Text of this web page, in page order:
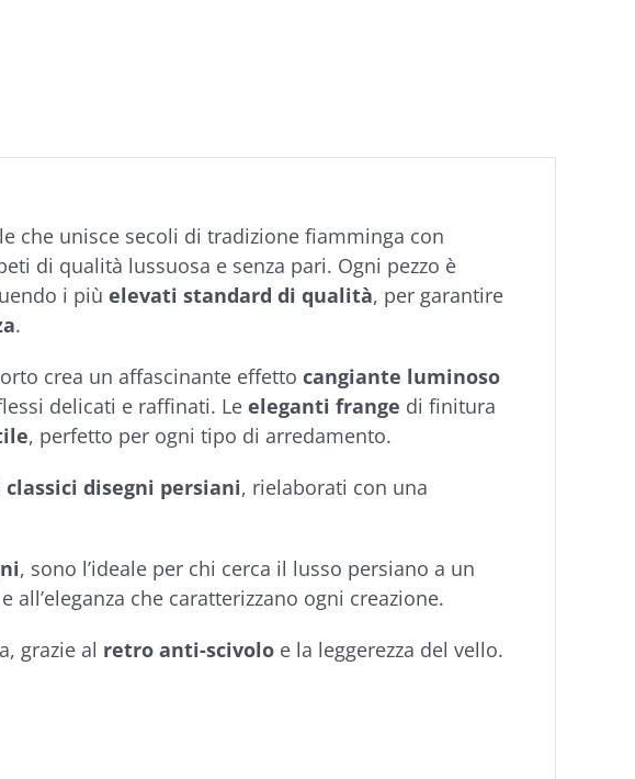
che unisce secoli di tradizione fiamminga con
di qualità lussuosa e senza pari. Ogni pezzo è
i più elevati standard di qualità, per garantire
.
crea un affascinante effetto cangiante luminoso
delicati e raffinati. Le eleganti frange di finitura
, perfetto per ogni tipo di arredamento.
disegni persiani, rielaborati con una
, sono l’ideale per chi cerca il lusso persiano a un
all’eleganza che caratterizzano ogni creazione.
grazie al retro anti-scivoloe la leggerezza del vello.